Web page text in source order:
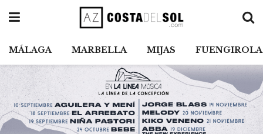
MÁLAGA MARBELLA MIJAS FUENGIROLA